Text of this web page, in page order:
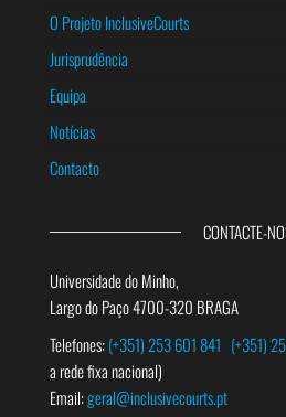
O Projeto InclusiveCourts
Jurisprudência
Equipa
Notícias
Contacto
CONTACTE-
Universidade do Minho,
Largo do Paço 4700-320 BRAGA
Telefones:(+351) 253 601 841 (+351)
a rede fixa nacional)
Email:geral@inclusivecourts.pt